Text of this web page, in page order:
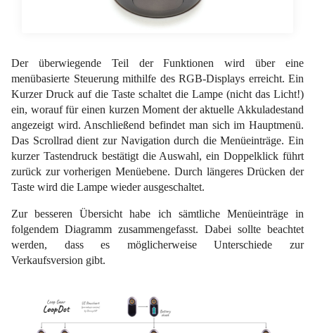
Der überwiegende Teil der Funktionen wird über eine
menübasierte Steuerung mithilfe des RGB-Displays erreicht. Ein
Kurzer Druck auf die Taste schaltet die Lampe (nicht das Licht!)
ein, worauf für einen kurzen Moment der aktuelle Akkuladestand
angezeigt wird. Anschließend befindet man sich im Hauptmenü.
Das Scrollrad dient zur Navigation durch die Menüeinträge. Ein
kurzer Tastendruck bestätigt die Auswahl, ein Doppelklick führt
zurück zur vorherigen Menüebene. Durch längeres Drücken der
Taste wird die Lampe wieder ausgeschaltet.
Zur besseren Übersicht habe ich sämtliche Menüeinträge in
folgendem Diagramm zusammengefasst. Dabei sollte beachtet
werden, dass es möglicherweise Unterschiede zur
Verkaufsversion gibt.